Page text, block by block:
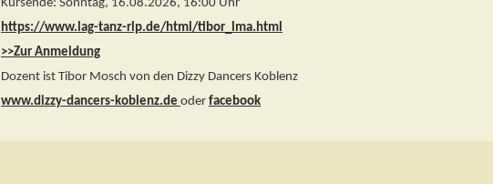
Kursende: Sonntag, 16.08.2026, 16:00 Uhr
https://www.lag-tanz-rlp.de/html/tibor_lma.html
>>Zur Anmeldung
Dozent ist Tibor Mosch von den Dizzy Dancers Koblenz
www.dizzy-dancers-koblenz.de oder facebook